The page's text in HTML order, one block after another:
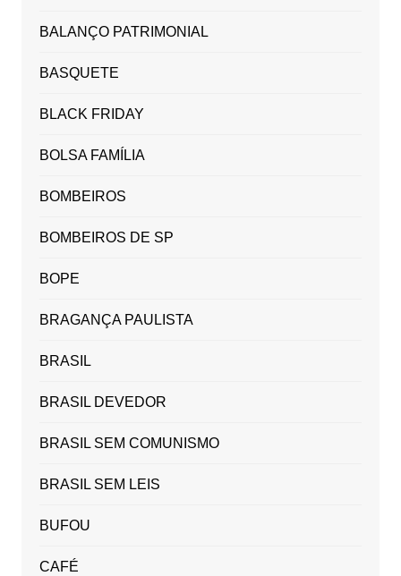
BALANÇO PATRIMONIAL
BASQUETE
BLACK FRIDAY
BOLSA FAMÍLIA
BOMBEIROS
BOMBEIROS DE SP
BOPE
BRAGANÇA PAULISTA
BRASIL
BRASIL DEVEDOR
BRASIL SEM COMUNISMO
BRASIL SEM LEIS
BUFOU
CAFÉ